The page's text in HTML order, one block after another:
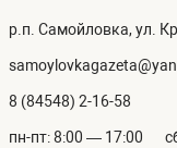
р.п. Самойловка, ул.
8 (84548) 2-16-58
пн-пт: 8:00 — 17:00